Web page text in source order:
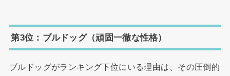
第3位：ブルドッグ（頑固一徹な性格）
ブルドッグがランキング下位にいる理由は、その圧倒的